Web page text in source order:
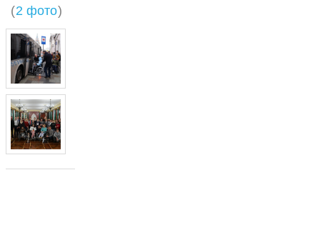
(2 фото)